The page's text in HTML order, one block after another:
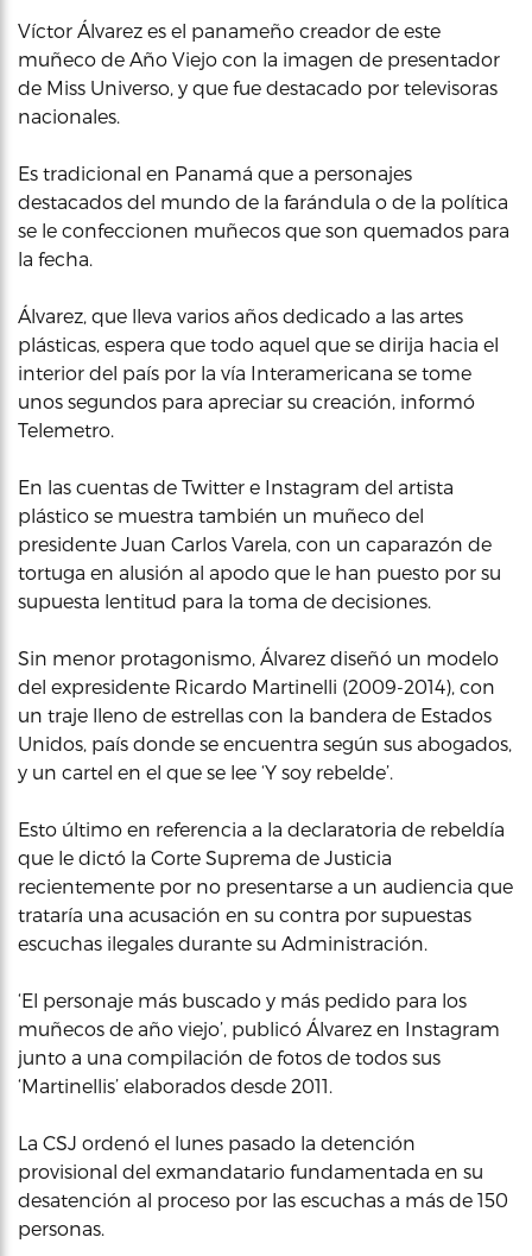
Víctor Álvarez es el panameño creador de este
muñeco de Año Viejo con la imagen de presentador
de Miss Universo, y que fue destacado por televisoras
nacionales.
Es tradicional en Panamá que a personajes
destacados del mundo de la farándula o de la política
se le confeccionen muñecos que son quemados para
la fecha.
Álvarez, que lleva varios años dedicado a las artes
plásticas, espera que todo aquel que se dirija hacia el
interior del país por la vía Interamericana se tome
unos segundos para apreciar su creación, informó
Telemetro.
En las cuentas de Twitter e Instagram del artista
plástico se muestra también un muñeco del
presidente Juan Carlos Varela, con un caparazón de
tortuga en alusión al apodo que le han puesto por su
supuesta lentitud para la toma de decisiones.
Sin menor protagonismo, Álvarez diseñó un modelo
del expresidente Ricardo Martinelli (2009-2014), con
un traje lleno de estrellas con la bandera de Estados
Unidos, país donde se encuentra según sus abogados,
y un cartel en el que se lee ‘Y soy rebelde’.
Esto último en referencia a la declaratoria de rebeldía
que le dictó la Corte Suprema de Justicia
recientemente por no presentarse a un audiencia que
trataría una acusación en su contra por supuestas
escuchas ilegales durante su Administración.
‘El personaje más buscado y más pedido para los
muñecos de año viejo’, publicó Álvarez en Instagram
junto a una compilación de fotos de todos sus
‘Martinellis’ elaborados desde 2011.
La CSJ ordenó el lunes pasado la detención
provisional del exmandatario fundamentada en su
desatención al proceso por las escuchas a más de 150
personas.